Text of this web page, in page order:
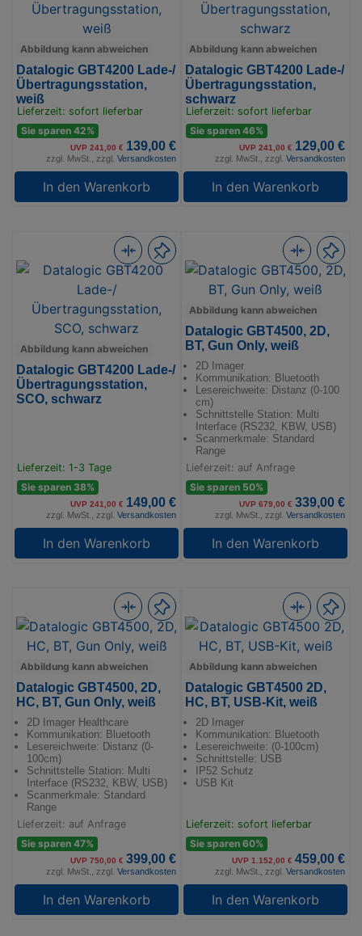
Abbildung kann abweichen
Datalogic GBT4200 Lade-/
Übertragungsstation,
weiß
Lieferzeit: sofort lieferbar
Sie sparen 42%
UVP 241,00 € 139,00 €
zzgl. MwSt., zzgl. Versandkosten
In den Warenkorb
Abbildung kann abweichen
Datalogic GBT4200 Lade-/
Übertragungsstation,
schwarz
Lieferzeit: sofort lieferbar
Sie sparen 46%
UVP 241,00 € 129,00 €
zzgl. MwSt., zzgl. Versandkosten
In den Warenkorb
Abbildung kann abweichen
Datalogic GBT4200 Lade-/
Übertragungsstation,
SCO, schwarz
Lieferzeit: 1-3 Tage
Sie sparen 38%
UVP 241,00 € 149,00 €
zzgl. MwSt., zzgl. Versandkosten
In den Warenkorb
Abbildung kann abweichen
Datalogic GBT4500, 2D,
BT, Gun Only, weiß
2D Imager
Kommunikation: Bluetooth
Lesereichweite: Distanz (0-100
cm)
Schnittstelle Station: Multi
Interface (RS232, KBW, USB)
Scanmerkmale: Standard
Range
Lieferzeit: auf Anfrage
Sie sparen 50%
UVP 679,00 € 339,00 €
zzgl. MwSt., zzgl. Versandkosten
In den Warenkorb
Abbildung kann abweichen
Datalogic GBT4500, 2D,
HC, BT, Gun Only, weiß
2D Imager Healthcare
Kommunikation: Bluetooth
Lesereichweite: Distanz (0-
100cm)
Schnittstelle Station: Multi
Interface (RS232, KBW, USB)
Scanmerkmale: Standard
Range
Lieferzeit: auf Anfrage
Sie sparen 47%
UVP 750,00 € 399,00 €
zzgl. MwSt., zzgl. Versandkosten
In den Warenkorb
Abbildung kann abweichen
Datalogic GBT4500 2D,
HC, BT, USB-Kit, weiß
2D Imager
Kommunikation: Bluetooth
Lesereichweite: (0-100cm)
Schnittstelle: USB
IP52 Schutz
USB Kit
Lieferzeit: sofort lieferbar
Sie sparen 60%
UVP 1.152,00 € 459,00 €
zzgl. MwSt., zzgl. Versandkosten
In den Warenkorb